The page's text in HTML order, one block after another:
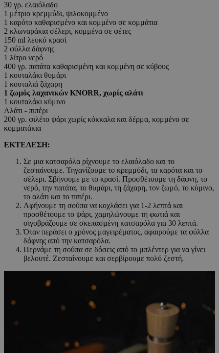
30 γρ. ελαιόλαδο
1 μέτριο κρεμμύδι, ψιλοκομμένο
1 καρότο καθαρισμένο και κομμένο σε κομμάτια
2 κλωναράκια σέλερι, κομμένα σε φέτες
150 ml λευκό κρασί
2 φύλλα δάφνης
1 λίτρο νερό
400 γρ. πατάτα καθαρισμένη και κομμένη σε κύβους
1 κουταλάκι θυμάρι
1 κουταλιά ζάχαρη
1 ζωμός λαχανικών KNORR, χωρίς αλάτι
1 κουταλάκι κύμινο
Αλάτι - πιπέρι
200 γρ. φιλέτο ψάρι χωρίς κόκκαλα και δέρμα, κομμένο σε
κομματάκια
ΕΚΤΕΛΕΣΗ:
Σε μια κατσαρόλα ρίχνουμε το ελαιόλαδο και το
ζεσταίνουμε. Τηγανίζουμε το κρεμμύδι, τα καρότα και το
σέλερι. Σβήνουμε με το κρασί. Προσθέτουμε τη δάφνη, το
νερό, την πατάτα, το θυμάρι, τη ζάχαρη, τον ζωμό, το κύμινο,
το αλάτι και το πιπέρι.
Αφήνουμε τη σούπα να κοχλάσει για 1-2 λεπτά και
προσθέτουμε το ψάρι, χαμηλώνουμε τη φωτιά και
σιγοβράζουμε σε σκεπασμένη κατσαρόλα για 30 λεπτά.
Όταν περάσει ο χρόνος μαγειρέματος, αφαιρούμε τα φύλλα
δάφνης από την κατσαρόλα.
Περνάμε τη σούπα σε δόσεις από το μπλέντερ για να γίνει
βελουτέ. Ζεσταίνουμε και σερβίρουμε πολύ ζεστή.